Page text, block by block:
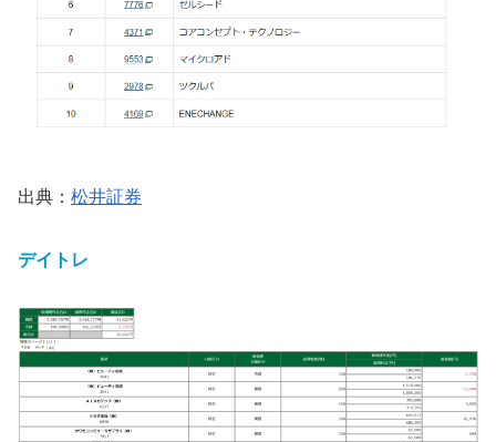
出典： 松井証券
デイトレ